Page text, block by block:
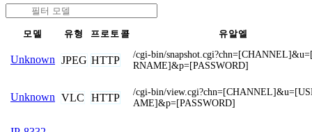
모델 유형 프로토콜 유알엘
Unknown JPEG HTTP
/cgi-bin/
RNAME]&p=[PASSWORD]
Unknown VLC HTTP
/cgi-bin/
AME]&p=[PASSWORD]